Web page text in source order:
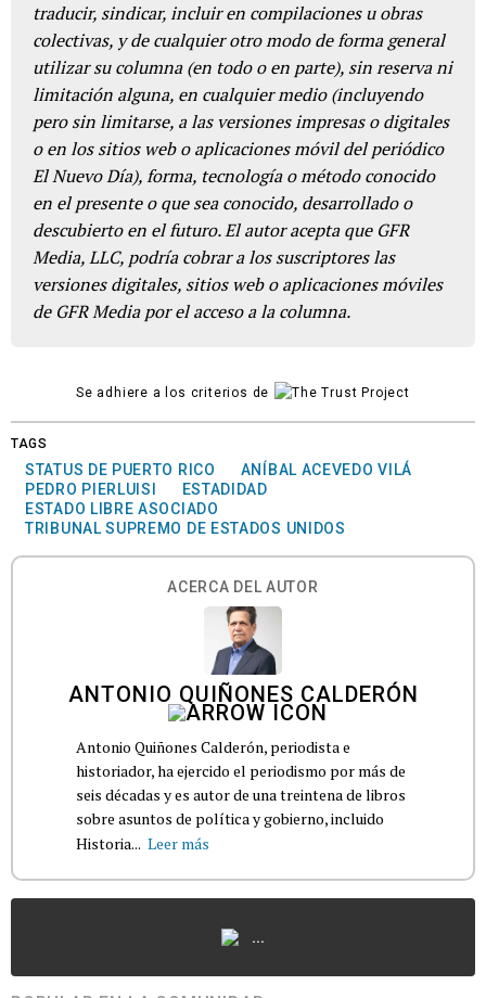
traducir, sindicar, incluir en compilaciones u obras
colectivas, y de cualquier otro modo de forma general
utilizar su columna (en todo o en parte), sin reserva ni
limitación alguna, en cualquier medio (incluyendo
pero sin limitarse, a las versiones impresas o digitales
o en los sitios web o aplicaciones móvil del periódico
El Nuevo Día), forma, tecnología o método conocido
en el presente o que sea conocido, desarrollado o
descubierto en el futuro. El autor acepta que GFR
Media, LLC, podría cobrar a los suscriptores las
versiones digitales, sitios web o aplicaciones móviles
de GFR Media por el acceso a la columna.
Se adhiere a los criterios de
TAGS
STATUS DE PUERTO RICO
ANÍBAL ACEVEDO VILÁ
PEDRO PIERLUISI
ESTADIDAD
ESTADO LIBRE ASOCIADO
TRIBUNAL SUPREMO DE ESTADOS UNIDOS
ACERCA DEL AUTOR
ANTONIO QUIÑONES CALDERÓN
Antonio Quiñones Calderón, periodista e
historiador, ha ejercido el periodismo por más de
seis décadas y es autor de una treintena de libros
sobre asuntos de política y gobierno, incluido
Historia... Leer más
...